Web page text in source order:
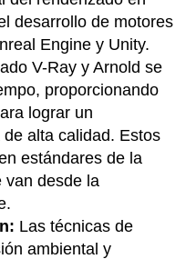
desarrollo de motores
Engine y Unity.
V-Ray y Arnold se
proporcionando
lograr un
alta calidad. Estos
estándares de la
van desde la
Las técnicas de
ambiental y